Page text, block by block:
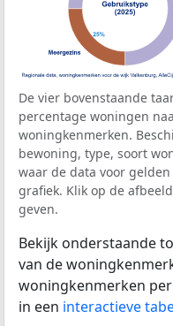
De vier bovenstaande
percentage woningen
woningkenmerken.
bewoning, type, soort
waar de data voor
grafiek. Klik op de
geven.
Bekijk onderstaande
van de
woningkenmerken
in een interactieve